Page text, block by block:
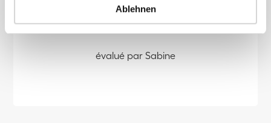
Ablehnen
évalué par Sabine